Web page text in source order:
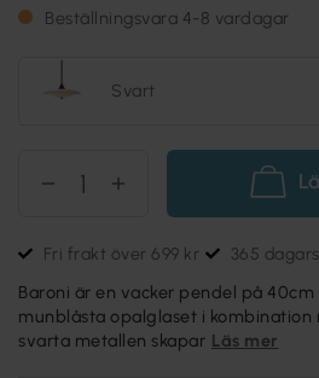
Beställningsvara 4-8 vardagar
Svart
Fri frakt över 699 kr 365
Baroni är en vacker pendel på
munblåsta opalglaset i
svarta metallen skapar Läs mer